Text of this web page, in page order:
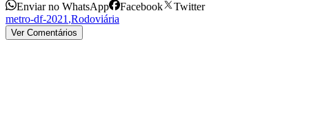
Enviar no WhatsApp Facebook
Twitter
metro-df-2021,Rodoviária
Ver Comentários